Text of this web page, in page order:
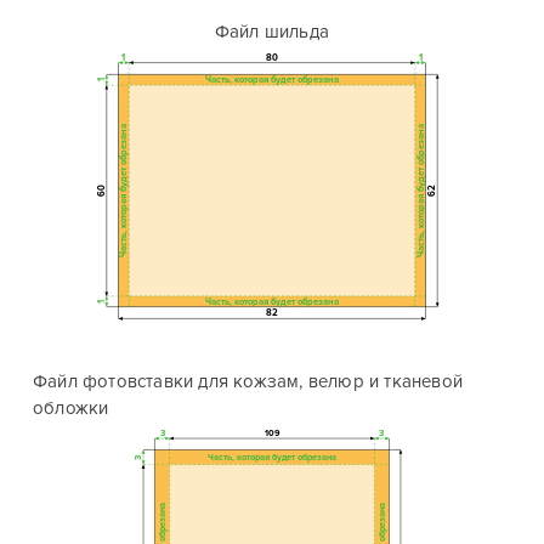
Файл шильда
82
62
1
60
1
Часть, которая будет обрезана Часть, которая будет обрезана
1 1
80
Часть, которая будет обрезана
Часть, которая будет обрезана
Файл фотовставки для кожзам, велюр и тканевой
обложки
3
3 3
109
Часть, которая будет обрезана